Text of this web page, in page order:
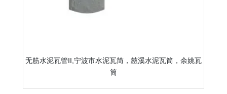
无筋水泥瓦管II,宁波市水泥瓦筒，慈溪水泥瓦筒，余姚瓦
筒